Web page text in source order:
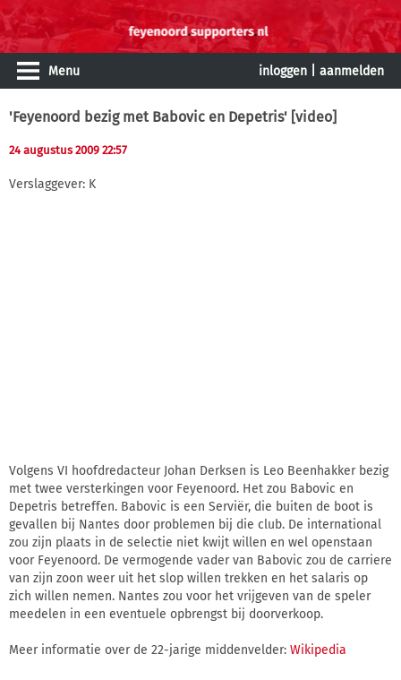
Menu inloggen aanmelden
'Feyenoord bezig met Babovic en Depetris' [video]
24 augustus 2009 22:57
Verslaggever: K
Volgens VI hoofdredacteur Johan Derksen is Leo Beenhakker bezig
met twee versterkingen voor Feyenoord. Het zou Babovic en
Depetris betreffen. Babovic is een Serviër, die buiten de boot is
gevallen bij Nantes door problemen bij die club. De international
zou zijn plaats in de selectie niet kwijt willen en wel openstaan
voor Feyenoord. De vermogende vader van Babovic zou de carriere
van zijn zoon weer uit het slop willen trekken en het salaris op
zich willen nemen. Nantes zou voor het vrijgeven van de speler
meedelen in een eventuele opbrengst bij doorverkoop.
Meer informatie over de 22-jarige middenvelder: Wikipedia